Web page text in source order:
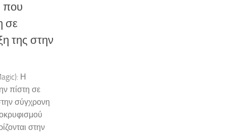
που
σε
της στην
Η
πίστη σε
σύγχρονη
στην